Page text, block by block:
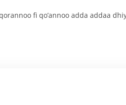
fi qo’annoo adda addaa